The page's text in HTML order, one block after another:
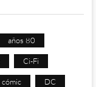
años 80
Ci-Fi
cómic DC